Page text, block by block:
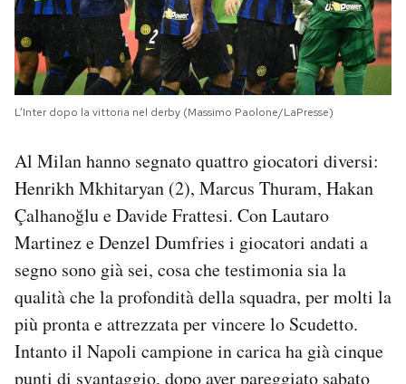
L’Inter dopo la vittoria nel derby (Massimo Paolone/LaPresse)
Al Milan hanno segnato quattro giocatori diversi:
Henrikh Mkhitaryan (2), Marcus Thuram, Hakan
Çalhanoğlu e Davide Frattesi. Con Lautaro
Martinez e Denzel Dumfries i giocatori andati a
segno sono già sei, cosa che testimonia sia la
qualità che la profondità della squadra, per molti la
più pronta e attrezzata per vincere lo Scudetto.
Intanto il Napoli campione in carica ha già cinque
punti di svantaggio, dopo aver pareggiato sabato